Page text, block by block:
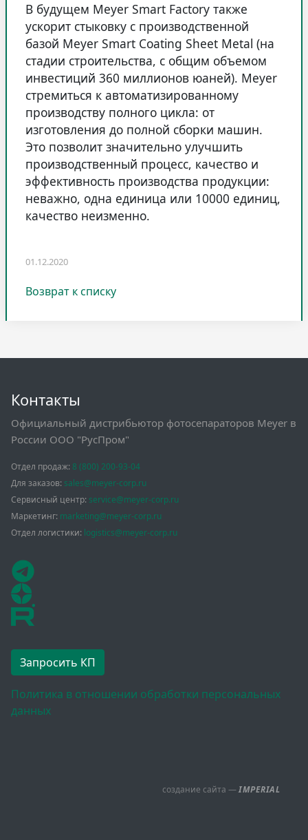
В будущем Meyer Smart Factory также
ускорит стыковку с производственной
базой Meyer Smart Coating Sheet Metal (на
стадии строительства, с общим объемом
инвестиций 360 миллионов юаней). Meyer
стремиться к автоматизированному
производству полного цикла: от
изготовления до полной сборки машин.
Это позволит значительно улучшить
производственный процесс, качество и
эффективность производства продукции:
неважно, одна единица или 10000 единиц,
качество неизменно.
01.12.2020
Возврат к списку
Контакты
Официальный дистрибьютор фотосепараторов Meyer в
России ООО "РусПром"
Отдел продаж: 8 (800) 200-93-04
Для заказов: sales@meyer-corp.ru
Сервисный центр: service@meyer-corp.ru
Маркетинг: marketing@meyer-corp.ru
Отдел логистики: logistics@meyer-corp.ru
Запросить КП
Политика в отношении обработки персональных
данных
создание сайта —IMPERIAL